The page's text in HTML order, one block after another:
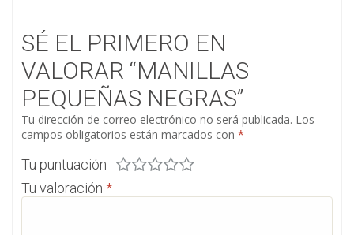
SÉ EL PRIMERO EN
VALORAR “MANILLAS
PEQUEÑAS NEGRAS”
Tu dirección de correo electrónico no será publicada. Los
campos obligatorios están marcados con *
Tu puntuación
Tu valoración *